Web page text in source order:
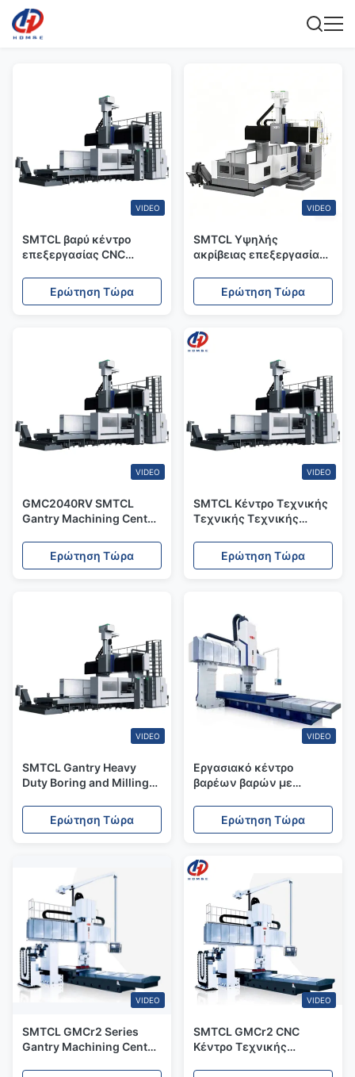
VIDEO
SMTCL βαρύ κέντρο
επεξεργασίας CNC
Gantry CNC Milling και
Boring Center Machine
Ερώτηση Τώρα
VIDEO
SMTCL Υψηλής
ακρίβειας επεξεργασία
τρύπησης και αλεύρι
κέντρο μηχανικής
Ερώτηση Τώρα
VIDEO
GMC2040RV SMTCL
Gantry Machining Center
για δομικά μέρη αιολικής
ενέργειας
Ερώτηση Τώρα
VIDEO
SMTCL Κέντρο Τεχνικής
Τεχνικής Τεχνικής
Machining Boring And
Milling Machine
Ερώτηση Τώρα
VIDEO
SMTCL Gantry Heavy
Duty Boring and Milling
άξονες CNC Milling
Machine
Ερώτηση Τώρα
VIDEO
Εργασιακό κέντρο
βαρέων βαρών με
εργασίας και σταθερή
διασταυρούμενη ακτίνα
Ερώτηση Τώρα
VIDEO
SMTCL GMCr2 Series
Gantry Machining Center
VIDEO
SMTCL GMCr2 CNC
Κέντρο Τεχνικής